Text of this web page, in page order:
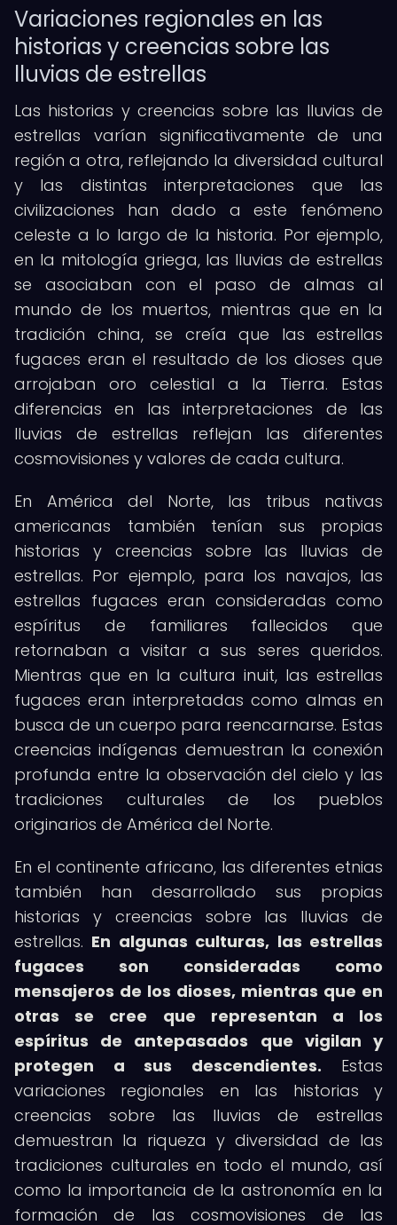
Variaciones regionales en las
historias y creencias sobre las
lluvias de estrellas
Las historias y creencias sobre las lluvias de
estrellas varían significativamente de una
región a otra, reflejando la diversidad cultural
y las distintas interpretaciones que las
civilizaciones han dado a este fenómeno
celeste a lo largo de la historia. Por ejemplo,
en la mitología griega, las lluvias de estrellas
se asociaban con el paso de almas al
mundo de los muertos, mientras que en la
tradición china, se creía que las estrellas
fugaces eran el resultado de los dioses que
arrojaban oro celestial a la Tierra. Estas
diferencias en las interpretaciones de las
lluvias de estrellas reflejan las diferentes
cosmovisiones y valores de cada cultura.
En América del Norte, las tribus nativas
americanas también tenían sus propias
historias y creencias sobre las lluvias de
estrellas. Por ejemplo, para los navajos, las
estrellas fugaces eran consideradas como
espíritus de familiares fallecidos que
retornaban a visitar a sus seres queridos.
Mientras que en la cultura inuit, las estrellas
fugaces eran interpretadas como almas en
busca de un cuerpo para reencarnarse. Estas
creencias indígenas demuestran la conexión
profunda entre la observación del cielo y las
tradiciones culturales de los pueblos
originarios de América del Norte.
En el continente africano, las diferentes etnias
también han desarrollado sus propias
historias y creencias sobre las lluvias de
estrellas. En algunas culturas, las estrellas
fugaces son consideradas como
mensajeros de los dioses, mientras que en
otras se cree que representan a los
espíritus de antepasados que vigilan y
protegen a sus descendientes. Estas
variaciones regionales en las historias y
creencias sobre las lluvias de estrellas
demuestran la riqueza y diversidad de las
tradiciones culturales en todo el mundo, así
como la importancia de la astronomía en la
formación de las cosmovisiones de las